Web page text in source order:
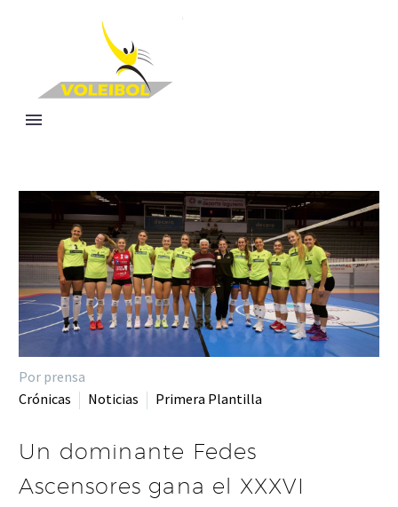
Por prensa
Crónicas
Noticias Primera Plantilla
Un dominante Fedes
Ascensores gana el XXXVI